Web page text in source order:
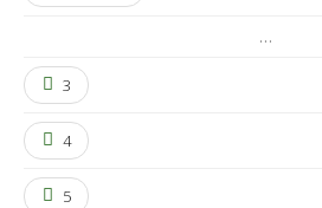
…
3
4
5